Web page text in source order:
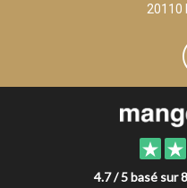
20110
4.7 / 5 basé sur